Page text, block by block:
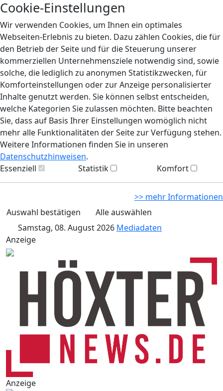
Cookie-Einstellungen
Wir verwenden Cookies, um Ihnen ein optimales
Webseiten-Erlebnis zu bieten. Dazu zählen Cookies, die für
den Betrieb der Seite und für die Steuerung unserer
kommerziellen Unternehmensziele notwendig sind, sowie
solche, die lediglich zu anonymen Statistikzwecken, für
Komforteinstellungen oder zur Anzeige personalisierter
Inhalte genutzt werden. Sie können selbst entscheiden,
welche Kategorien Sie zulassen möchten. Bitte beachten
Sie, dass auf Basis Ihrer Einstellungen womöglich nicht
mehr alle Funktionalitäten der Seite zur Verfügung stehen.
Weitere Informationen finden Sie in unseren
Datenschutzhinweisen.
Essenziell
Statistik Komfort
>> mehr Informationen
Auswahl bestätigen
Alle auswählen
Samstag, 08. August 2026 Mediadaten
Anzeige
Anzeige